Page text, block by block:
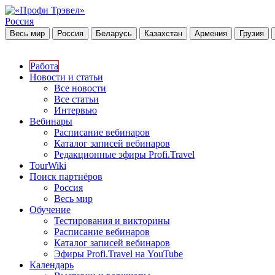
Россия
Весь мир Россия Беларусь Казахстан Армения Грузия
Работа
Новости и статьи
Все новости
Все статьи
Интервью
Вебинары
Расписание вебинаров
Каталог записей вебинаров
Редакционные эфиры Profi.Travel
TourWiki
Поиск партнёров
Россия
Весь мир
Обучение
Тестирования и викторины
Расписание вебинаров
Каталог записей вебинаров
Эфиры Profi.Travel на YouTube
Календарь